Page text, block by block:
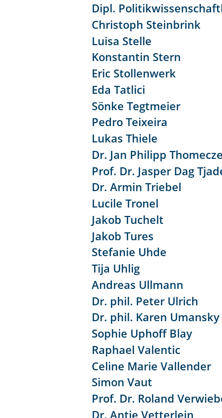
Dipl.
Christoph Steinbrink
Luisa Stelle
Konstantin Stern
Eric Stollenwerk
Eda Tatlici
Sönke Tegtmeier
Pedro Teixeira
Lukas Thiele
Dr. Jan Philipp
Prof. Dr. Jasper Dag
Dr. Armin Triebel
Lucile Tronel
Jakob Tuchelt
Jakob Tures
Stefanie Uhde
Tija Uhlig
Andreas Ullmann
Dr. phil. Peter Ulrich
Dr. phil. Karen Umansky
Sophie Uphoff Blay
Raphael Valentic
Celine Marie Vallender
Simon Vaut
Prof. Dr. Roland
Dr. Antje Vetterlein